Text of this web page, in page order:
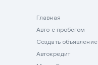
Главная
Авто с пробегом
Создать объявление
Автокредит